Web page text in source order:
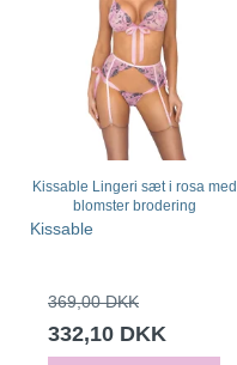
Kissable Lingeri sæt i rosa med
blomster brodering
Kissable
369,00 DKK
332,10 DKK